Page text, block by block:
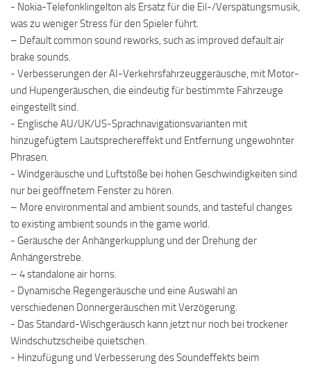
- Nokia-Telefonklingelton als Ersatz für die Eil-/Verspätungsmusik,
was zu weniger Stress für den Spieler führt.
– Default common sound reworks, such as improved default air
brake sounds.
- Verbesserungen der AI-Verkehrsfahrzeuggeräusche, mit Motor-
und Hupengeräuschen, die eindeutig für bestimmte Fahrzeuge
eingestellt sind.
- Englische AU/UK/US-Sprachnavigationsvarianten mit
hinzugefügtem Lautsprechereffekt und Entfernung ungewohnter
Phrasen.
- Windgeräusche und Luftstöße bei hohen Geschwindigkeiten sind
nur bei geöffnetem Fenster zu hören.
– More environmental and ambient sounds, and tasteful changes
to existing ambient sounds in the game world.
- Geräusche der Anhängerkupplung und der Drehung der
Anhängerstrebe.
– 4 standalone air horns.
- Dynamische Regengeräusche und eine Auswahl an
verschiedenen Donnergeräuschen mit Verzögerung.
- Das Standard-Wischgeräusch kann jetzt nur noch bei trockener
Windschutzscheibe quietschen.
- Hinzufügung und Verbesserung des Soundeffekts beim